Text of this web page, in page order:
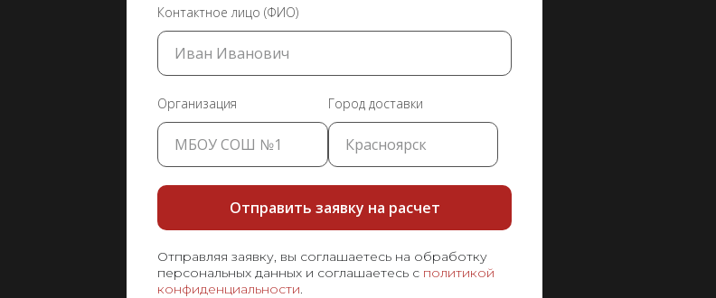
Контактное лицо (ФИО)
Организация Город доставки
Отправить заявку на расчет
Отправляя заявку, вы соглашаетесь на обработку
персональных данных и соглашаетесь с политикой
конфиденциальности